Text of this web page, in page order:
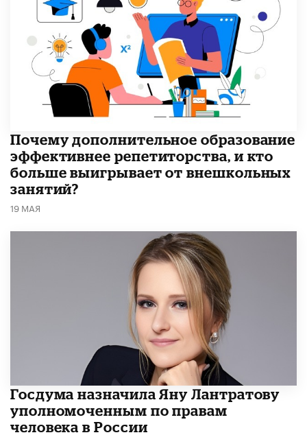
​Почему дополнительное образование
эффективнее репетиторства, и кто
больше выигрывает от внешкольных
занятий?
19 МАЯ
Госдума назначила Яну Лантратову
уполномоченным по правам
человека в России